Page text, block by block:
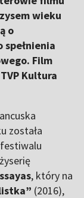
wieku
o
spełnienia
Film
Kultura
została
, który na
(2016),